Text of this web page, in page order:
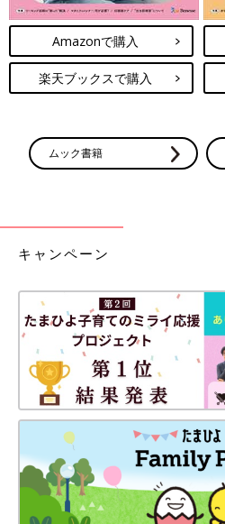
Amazonで購入
楽天ブックスで購入
ムック書籍
キャンペーン